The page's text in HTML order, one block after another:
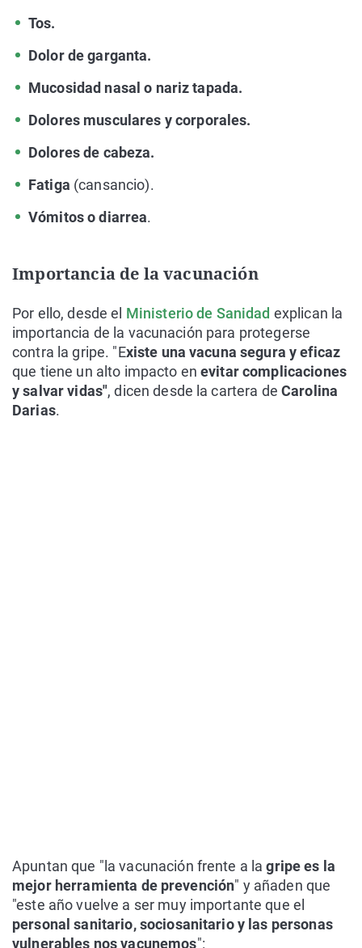
Tos.
Dolor de garganta.
Mucosidad nasal o nariz tapada.
Dolores musculares y corporales.
Dolores de cabeza.
Fatiga (cansancio).
Vómitos o diarrea.
Importancia de la vacunación
Por ello, desde el Ministerio de Sanidad explican la
importancia de la vacunación para protegerse
contra la gripe. "Existe una vacuna segura y eficaz
que tiene un alto impacto enevitar complicaciones
y salvar vidas", dicen desde la cartera deCarolina
Darias.
Apuntan que "la vacunación frente a lagripe es la
mejor herramienta de prevención" y añaden que
"este año vuelve a ser muy importante que el
personal sanitario, sociosanitario y las personas
vulnerables nos vacunemos":